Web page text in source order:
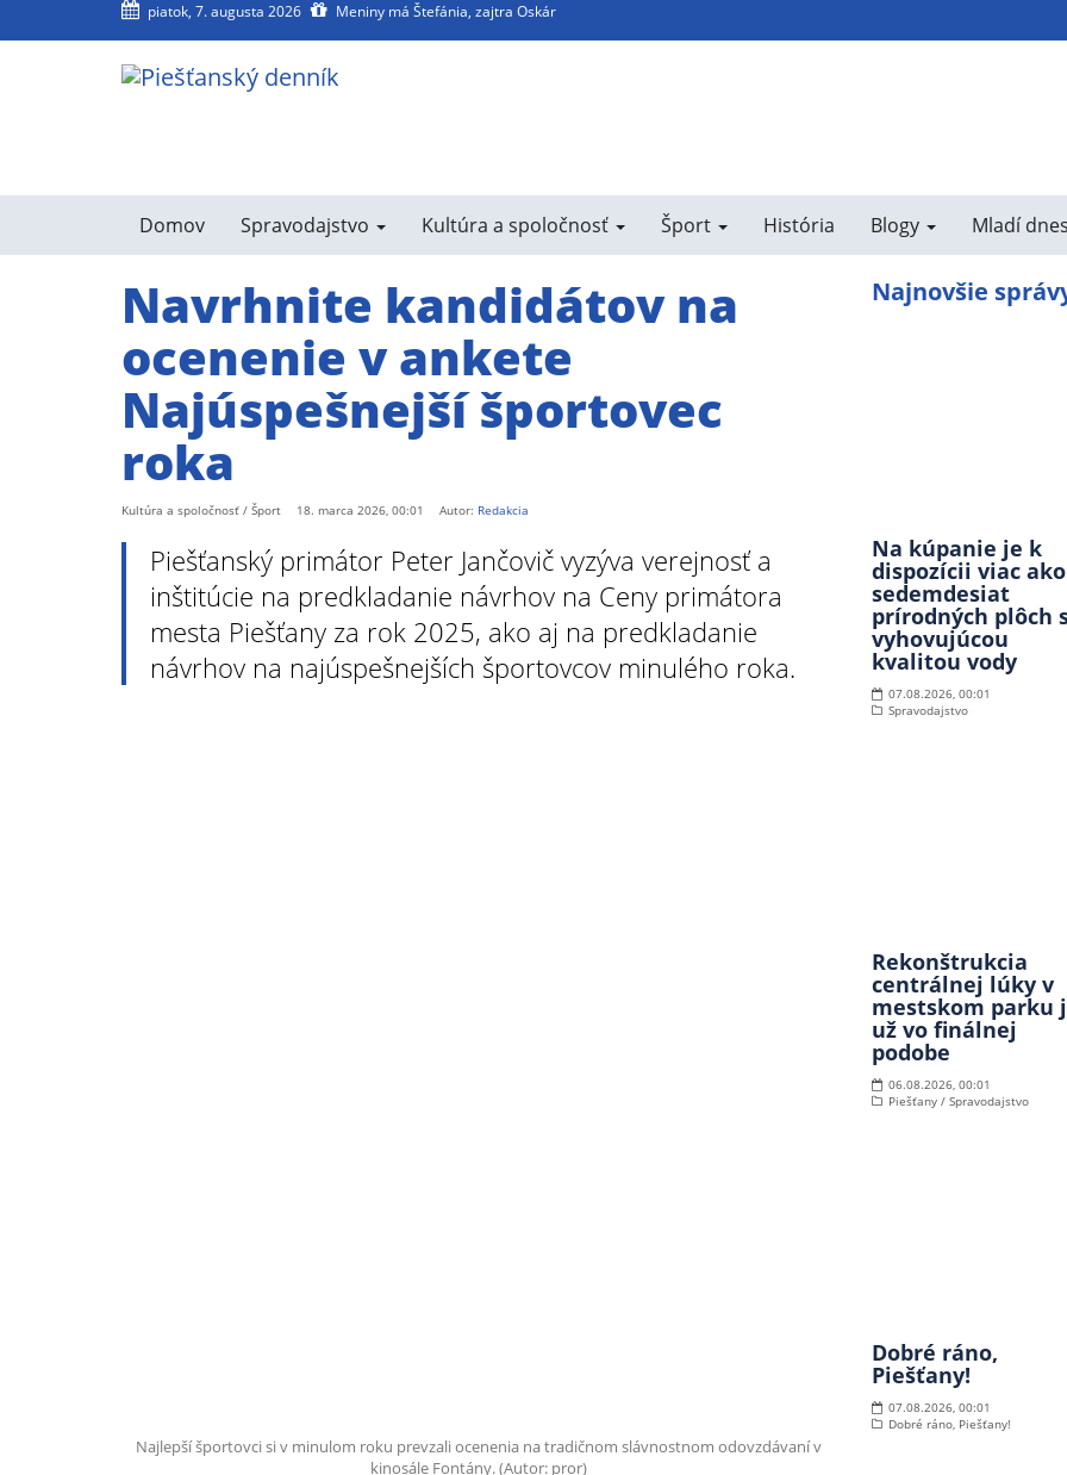
piatok, 7. augusta 2026 Meniny má Štefánia, zajtra Oskár
Domov Spravodajstvo Kultúra a spoločnosť Šport História Blogy Mladí
Navrhnite kandidátov na
ocenenie v ankete
Najúspešnejší športovec
roka
Kultúra a spoločnosť / Šport 18. marca 2026, 00:01 Autor: Redakcia
Piešťanský primátor Peter Jančovič vyzýva verejnosť a
inštitúcie na predkladanie návrhov na Ceny primátora
mesta Piešťany za rok 2025, ako aj na predkladanie
návrhov na najúspešnejších športovcov minulého roka.
Najlepší športovci si v minulom roku prevzali ocenenia na tradičnom slávnostnom odovzdávaní v
kinosále Fontány. (Autor: pror)
Najnovšie
Na kúpanie je k
dispozícii viac ako
sedemdesiat
prírodných plôch
vyhovujúcou
kvalitou vody
07.08.2026, 00:01
Spravodajstvo
Rekonštrukcia
centrálnej lúky v
mestskom parku
už vo finálnej
podobe
06.08.2026, 00:01
Piešťany / Spravodajstvo
Dobré ráno,
Piešťany!
07.08.2026, 00:01
Dobré ráno, Piešťany!